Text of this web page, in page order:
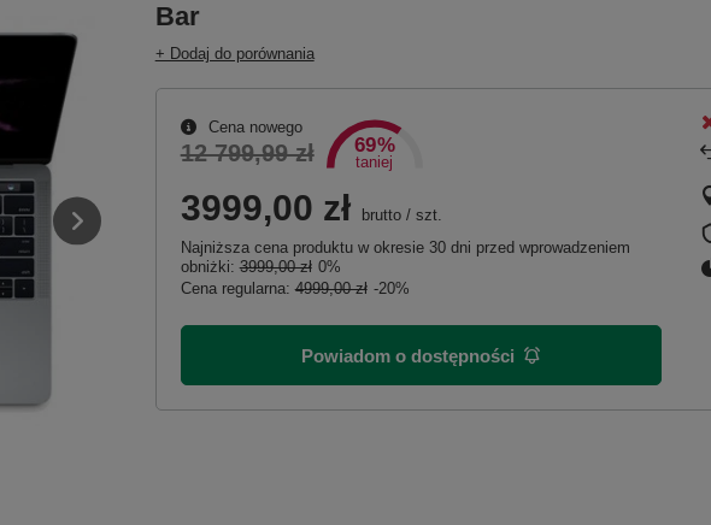
Bar
+ Dodaj do porównania
Cena nowego
12 799,99 zł 69%
taniej
3999,00 zł brutto/ szt.
Najniższa cena produktu w okresie 30 dni przed wprowadzeniem
obniżki:3999,00 zł 0%
Cena regularna:4999,00 zł -20%
Powiadom o dostępności